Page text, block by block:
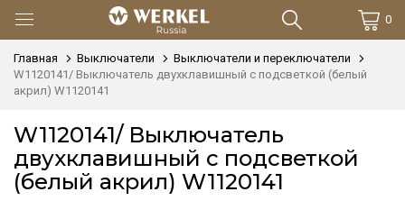
0
Главная Выключатели
Выключатели и переключатели
W1120141/ Выключатель двухклавишный с подсветкой (белый
акрил) W1120141
W1120141/ Выключатель
двухклавишный с подсветкой
(белый акрил) W1120141